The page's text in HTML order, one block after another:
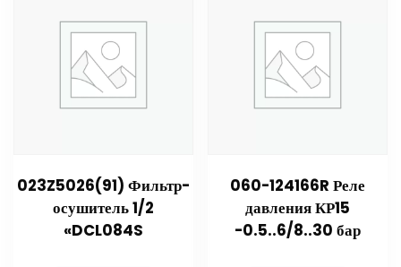
023Z5026(91) Фильтр-
осушитель 1/2
«DCL084S
060-124166R Реле
давления КР15
-0.5..6/8..30 бар